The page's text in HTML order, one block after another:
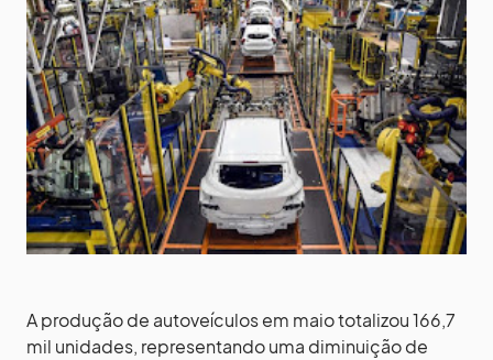
A produção de autoveículos em maio totalizou 166,7
mil unidades, representando uma diminuição de